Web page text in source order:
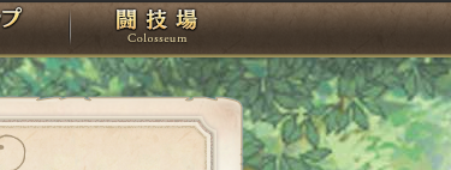
ショップ 闘技場